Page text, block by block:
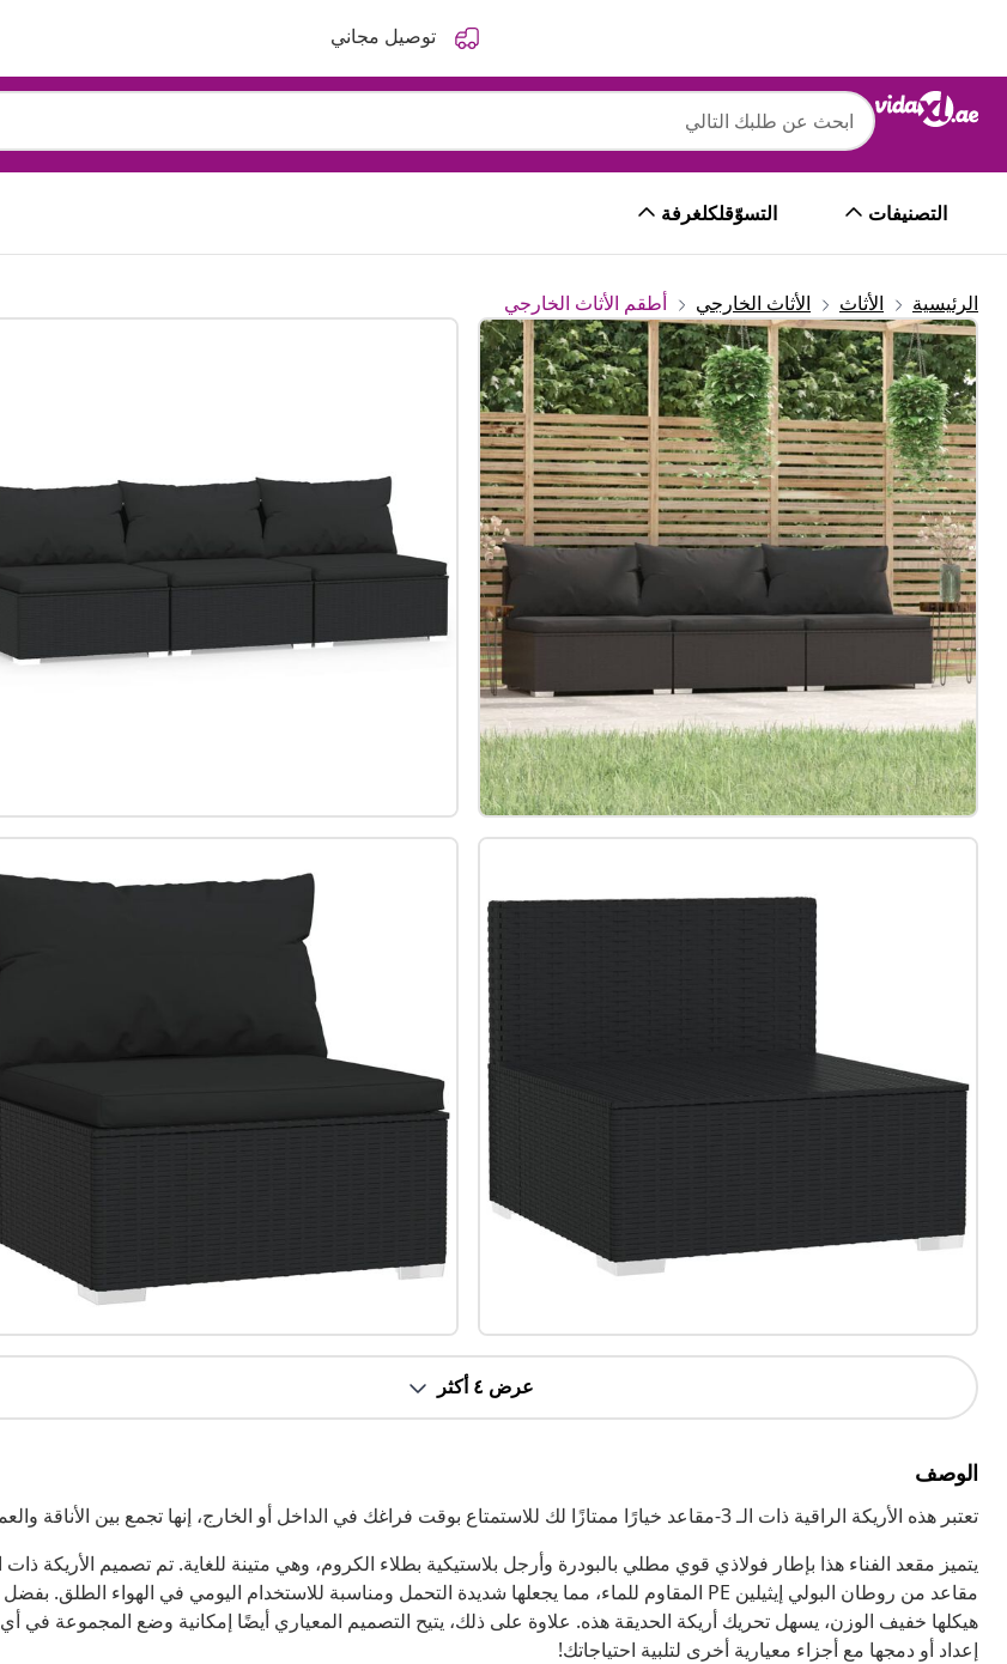
توصيل مجاني
التصنيفات التسوّقلكلغرفة
الرئيسية الأثاث الأثاث الخارجي أطقم الأثاث الخارجي
عرض ٤ أكثر
الوصف
تعتبر هذه الأريكة الراقية ذات الـ 3-مقاعد خيارًا ممتازًا لك للاستمتاع بوقت فراغك في الداخل أو الخارج، إنها تجمع بين الأناقة والعملية.
مقاعد من روطان البولي إيثيلين PE المقاوم للماء، مما يجعلها شديدة التحمل ومناسبة للاستخدام اليومي في الهواء الطلق. بفضل
هيكلها خفيف الوزن، يسهل تحريك أريكة الحديقة هذه. علاوة على ذلك، يتيح التصميم المعياري أيضًا إمكانية وضع المجموعة في أي
إعداد أو دمجها مع أجزاء معيارية أخرى لتلبية احتياجاتك!